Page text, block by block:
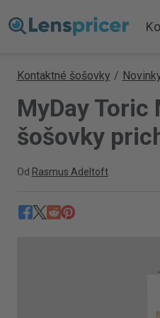
Kontaktné šošovky /
MyDay
šošovky
Od Rasmus Adeltoft